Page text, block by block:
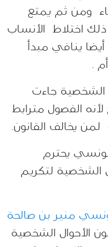
ومن ثم يمتع
ذلك اختلاط الأنساب
ينافي مبدأ
.
الشخصية جاءت
الفصول مترابط
يخالف القانون.
يحترم
الشخصية لتكريم
منير بن صالحة
الأحوال الشخصية